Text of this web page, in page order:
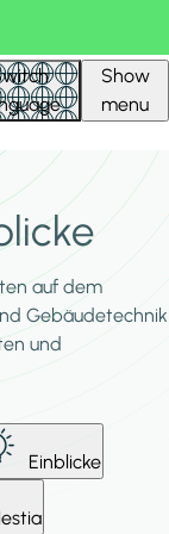
Show
menu
auf dem
Gebäudetechnik
und
Einblicke